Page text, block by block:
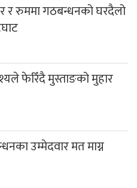
र रुममा गठबन्धनको घरदैलो
फेरिँदै मुस्ताङको मुहार
उम्मेदवार मत माग्न